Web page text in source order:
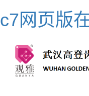
c7网页版